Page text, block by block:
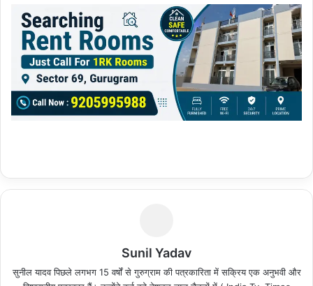
Sunil Yadav
सुनील यादव पिछले लगभग 15 वर्षों से गुरुग्राम की पत्रकारिता में सक्रिय एक अनुभवी और